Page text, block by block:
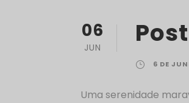
06
JUN
6 DE
Uma serenidade